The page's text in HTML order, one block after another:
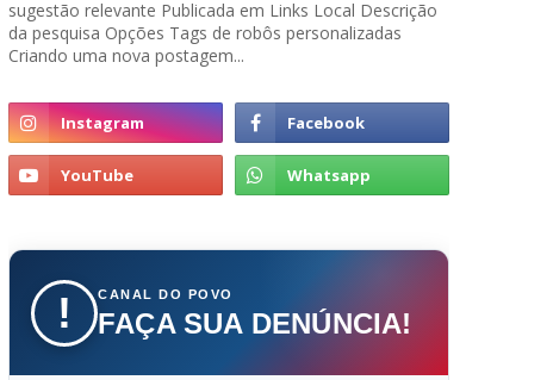
sugestão relevante Publicada em Links Local Descrição
da pesquisa Opções Tags de robôs personalizadas
Criando uma nova postagem...
! CANAL DO POVO
FAÇA SUA DENÚNCIA!